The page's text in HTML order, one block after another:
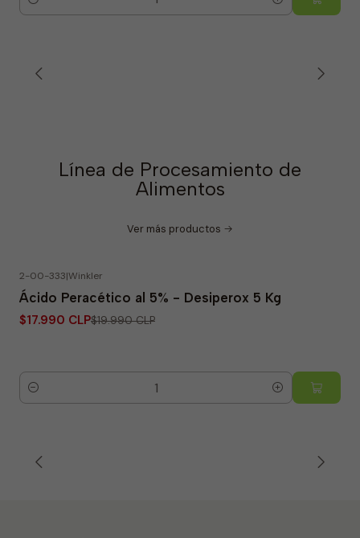
Cantidad
Línea de Procesamiento de
Alimentos
Ver más productos
2-00-333|Winkler
Ácido Peracético al 5% - Desiperox 5 Kg
$17.990 CLP$19.990 CLP
Cantidad